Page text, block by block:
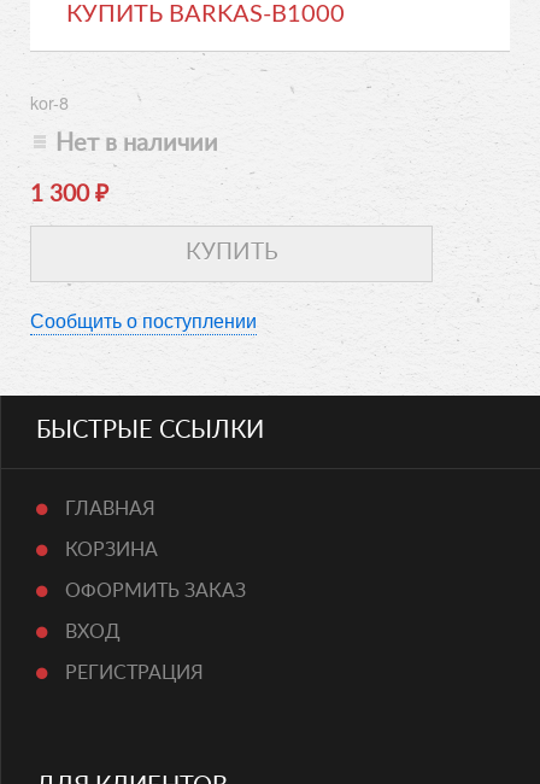
КУПИТЬ BARKAS-B1000
kor-8
Нет в наличии
1 300 ₽
Сообщить о поступлении
БЫСТРЫЕ ССЫЛКИ
ГЛАВНАЯ
КОРЗИНА
ОФОРМИТЬ ЗАКАЗ
ВХОД
РЕГИСТРАЦИЯ